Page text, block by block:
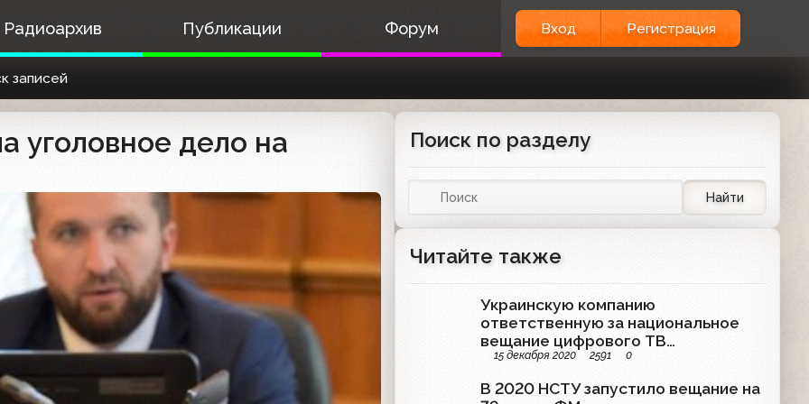
Радиоархив Публикации Форум Вход Регистрация
записей
уголовное дело на Поиск по разделу
Найти
Читайте также
Украинскую компанию
ответственную за национальное
вещание цифрового ТВ
оштрафовал Антимонопольный
15 декабря 2020 2591 0
В 2020 НСТУ запустило вещание на